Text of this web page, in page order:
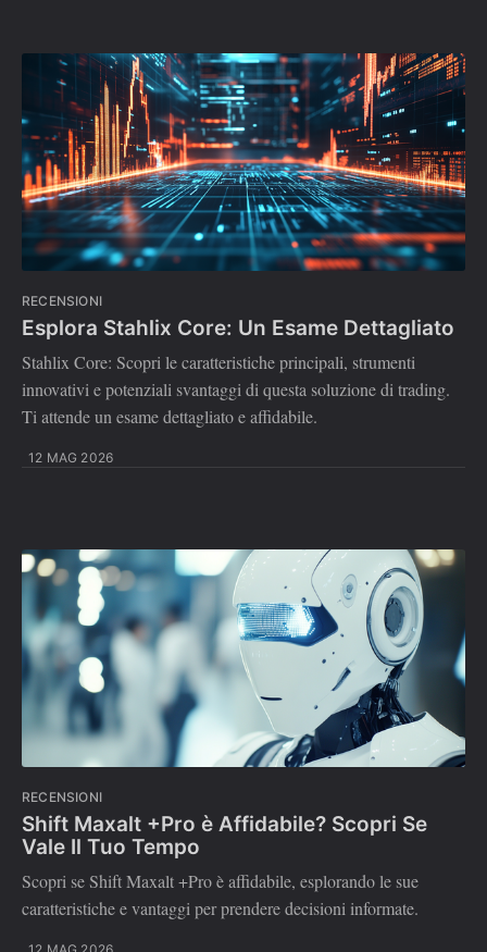
RECENSIONI
Esplora Stahlix Core: Un Esame Dettagliato
Stahlix Core: Scopri le caratteristiche principali, strumenti
innovativi e potenziali svantaggi di questa soluzione di trading.
Ti attende un esame dettagliato e affidabile.
12 MAG 2026
RECENSIONI
Shift Maxalt +Pro è Affidabile? Scopri Se
Vale Il Tuo Tempo
Scopri se Shift Maxalt +Pro è affidabile, esplorando le sue
caratteristiche e vantaggi per prendere decisioni informate.